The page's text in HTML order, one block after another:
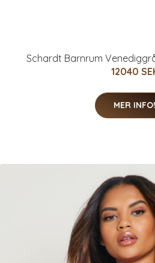
Schardt Barnrum
12040
MER INFO!